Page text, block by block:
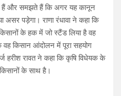
हैं और समझते हैं कि अगर यह कानून
असर पड़ेगा। राणा रंधावा ने कहा कि
के हक में जो स्टैंड लिया है वह
वह किसान आंदोलन में पूरा सहयोग
हरीश रावत ने कहा कि कृषि विधेयक के
के साथ है।